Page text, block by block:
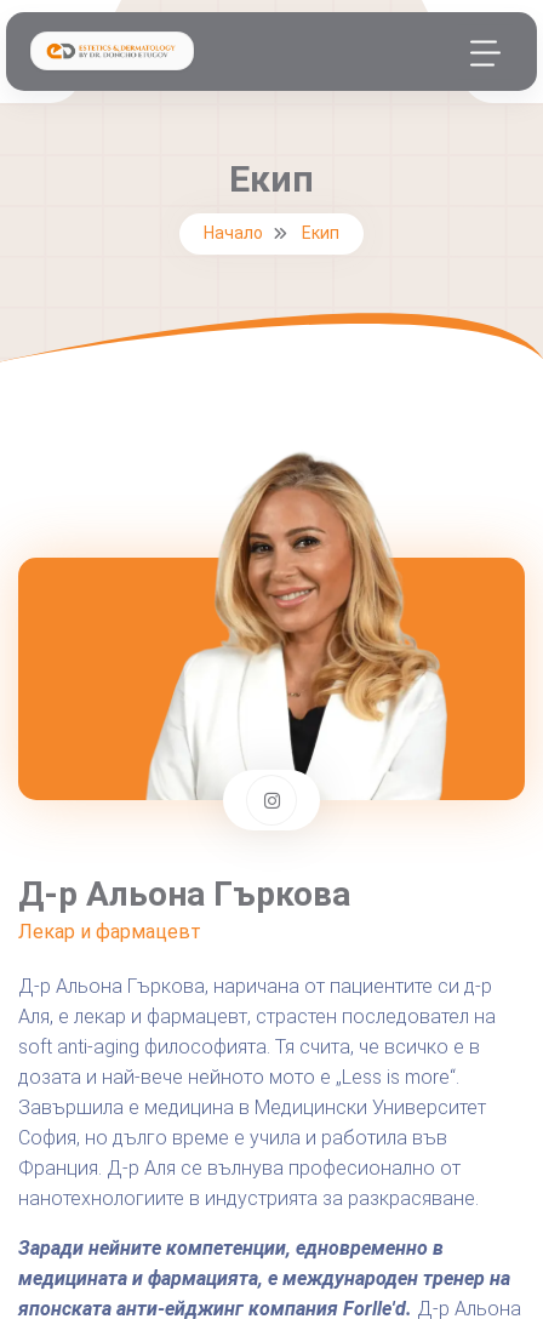
Екип
Начало Екип
Д-р Альона Гъркова
Лекар и фармацевт
Д-р Альона Гъркова, наричана от пациентите си д-р
Аля, е лекар и фармацевт, страстен последовател на
soft anti-aging философията. Тя счита, че всичко е в
дозата и най-вече нейното мото е „Less is more“.
Завършила е медицина в Медицински Университет
София, но дълго време е учила и работила във
Франция. Д-р Аля се вълнува професионално от
нанотехнологиите в индустрията за разкрасяване.
Заради нейните компетенции, едновременно в
медицината и фармацията, е международен тренер на
японската анти-ейджинг компания Forlle'd. Д-р Альона